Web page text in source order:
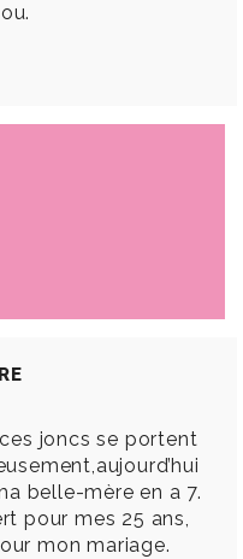
joncs se portent
belle-mère en a 7.
pour mes 25 ans,
mon mariage.